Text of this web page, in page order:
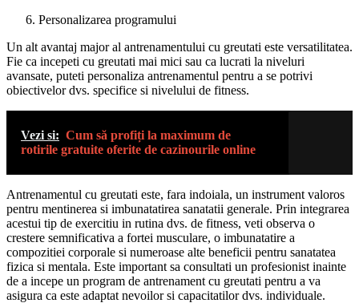
Personalizarea programului
Un alt avantaj major al antrenamentului cu greutati este versatilitatea.
Fie ca incepeti cu greutati mai mici sau ca lucrati la niveluri
avansate, puteti personaliza antrenamentul pentru a se potrivi
obiectivelor dvs. specifice si nivelului de fitness.
Vezi si: Cum să profiți la maximum de
rotirile gratuite oferite de cazinourile online
Antrenamentul cu greutati este, fara indoiala, un instrument valoros
pentru mentinerea si imbunatatirea sanatatii generale. Prin integrarea
acestui tip de exercitiu in rutina dvs. de fitness, veti observa o
crestere semnificativa a fortei musculare, o imbunatatire a
compozitiei corporale si numeroase alte beneficii pentru sanatatea
fizica si mentala. Este important sa consultati un profesionist inainte
de a incepe un program de antrenament cu greutati pentru a va
asigura ca este adaptat nevoilor si capacitatilor dvs. individuale.